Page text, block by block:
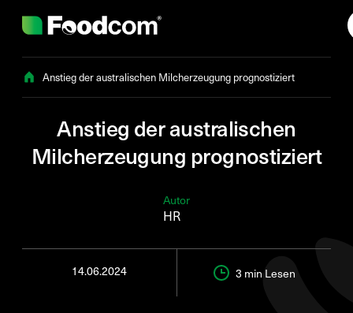
Anstieg der australischen Milcherzeugung prognostiziert
Anstieg der australischen
Milcherzeugung prognostiziert
Autor
HR
14.06.2024 3 min Lesen